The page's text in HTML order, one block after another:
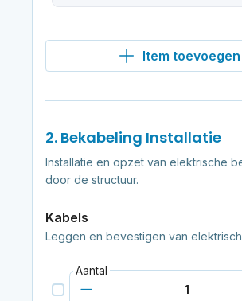
Item toevoegen
2. Bekabeling Installatie
Installatie en opzet van elektrische
door de structuur.
Kabels
Leggen en bevestigen van
Aantal